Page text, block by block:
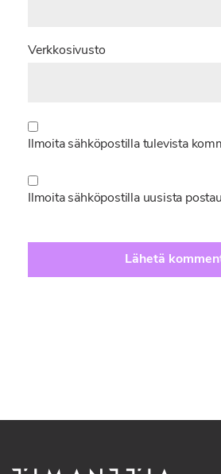
Verkkosivusto
Ilmoita sähköpostilla tulevista
Ilmoita sähköpostilla uusista